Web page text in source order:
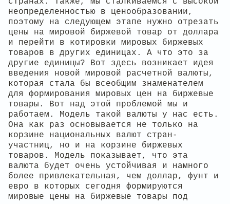
неопределенностью в ценообразовании,
поэтому на следующем этапе нужно отрезать
цены на мировой биржевой товар от доллара
и перейти в котировки мировых биржевых
товаров в других единицах. А что это за
другие единицы? Вот здесь возникает идея
введения новой мировой расчетной валюты,
которая стала бы всеобщим знаменателем
для формирования мировых цен на биржевые
товары. Вот над этой проблемой мы и
работаем. Модель такой валюты у нас есть.
Она как раз основывается не только на
корзине национальных валют стран-
участниц, но и на корзине биржевых
товаров. Модель показывает, что эта
валюта будет очень устойчивая и намного
более привлекательная, чем доллар, фунт и
евро в которых сегодня формируются
мировые цены на биржевые товары под